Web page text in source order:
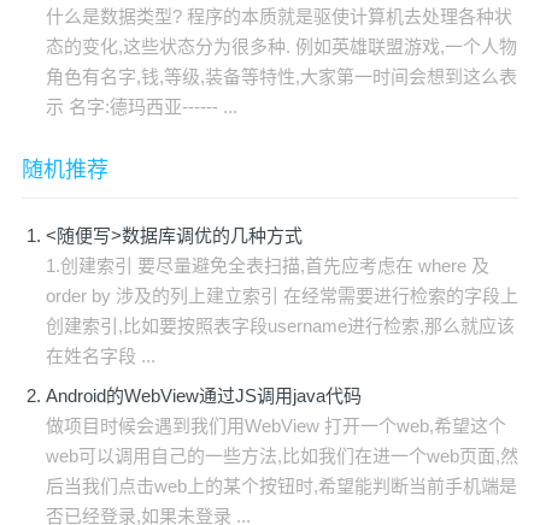
什么是数据类型? 程序的本质就是驱使计算机去处理各种状
态的变化,这些状态分为很多种. 例如英雄联盟游戏,一个人物
角色有名字,钱,等级,装备等特性,大家第一时间会想到这么表
示 名字:德玛西亚------ ...
随机推荐
<随便写>数据库调优的几种方式
1.创建索引 要尽量避免全表扫描,首先应考虑在 where 及
order by 涉及的列上建立索引 在经常需要进行检索的字段上
创建索引,比如要按照表字段username进行检索,那么就应该
在姓名字段 ...
Android的WebView通过JS调用java代码
做项目时候会遇到我们用WebView 打开一个web,希望这个
web可以调用自己的一些方法,比如我们在进一个web页面,然
后当我们点击web上的某个按钮时,希望能判断当前手机端是
否已经登录,如果未登录 ...